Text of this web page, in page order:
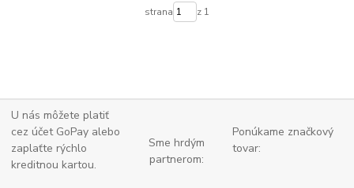
strana z 1
U nás môžete platiť
cez účet GoPay alebo
zaplaťte rýchlo
kreditnou kartou.
Sme hrdým
partnerom:
Ponúkame značkový
tovar: